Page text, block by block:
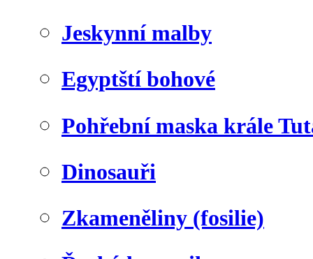
Jeskynní malby
Egyptští bohové
Pohřební maska krále
Dinosauři
Zkameněliny (fosilie)